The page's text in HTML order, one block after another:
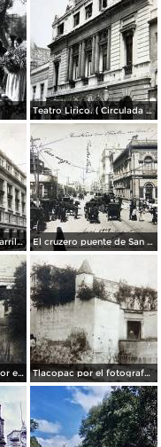
Teatro Lirico. ( Circulada el 1 de Agosto de 1926 ).
Edicicio de los ferrocarriles. El cruzero puente de San Francisco y Guardiola por el fotografo Felix Miret.
La presa de Tizapan por el fotografo Fernando Kososky. ( Circulada el 22 de Diembre de 1910 ). Tlacopac por el fotografo Hugo Brehme.